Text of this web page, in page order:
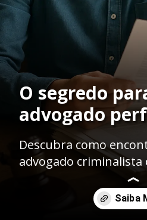
O segredo
advogado
Descubra como
advogado criminalista